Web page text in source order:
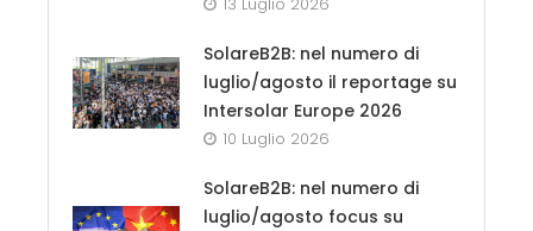
SolareB2B: nel numero di
luglio/agosto il reportage su
Intersolar Europe 2026
10 Luglio 2026
SolareB2B: nel numero di
luglio/agosto focus su